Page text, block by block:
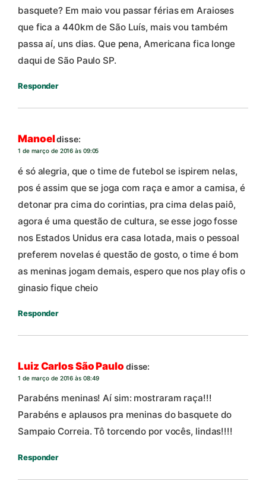
basquete? Em maio vou passar férias em Araioses
que fica a 440km de São Luís, mais vou também
passa aí, uns dias. Que pena, Americana fica longe
daqui de São Paulo SP.
Responder
Manoeldisse:
1 de março de 2016 às 09:05
é só alegria, que o time de futebol se ispirem nelas,
pos é assim que se joga com raça e amor a camisa, é
detonar pra cima do corintias, pra cima delas paiô,
agora é uma questão de cultura, se esse jogo fosse
nos Estados Unidus era casa lotada, mais o pessoal
preferem novelas é questão de gosto, o time é bom
as meninas jogam demais, espero que nos play ofis o
ginasio fique cheio
Responder
Luiz Carlos São Paulo disse:
1 de março de 2016 às 08:49
Parabéns meninas! Aí sim: mostraram raça!!!
Parabéns e aplausos pra meninas do basquete do
Sampaio Correia. Tô torcendo por vocês, lindas!!!!
Responder